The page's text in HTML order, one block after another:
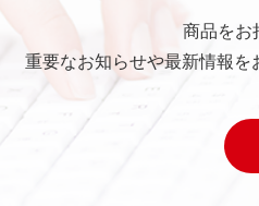
商品をお
重要なお知らせや最新情報を